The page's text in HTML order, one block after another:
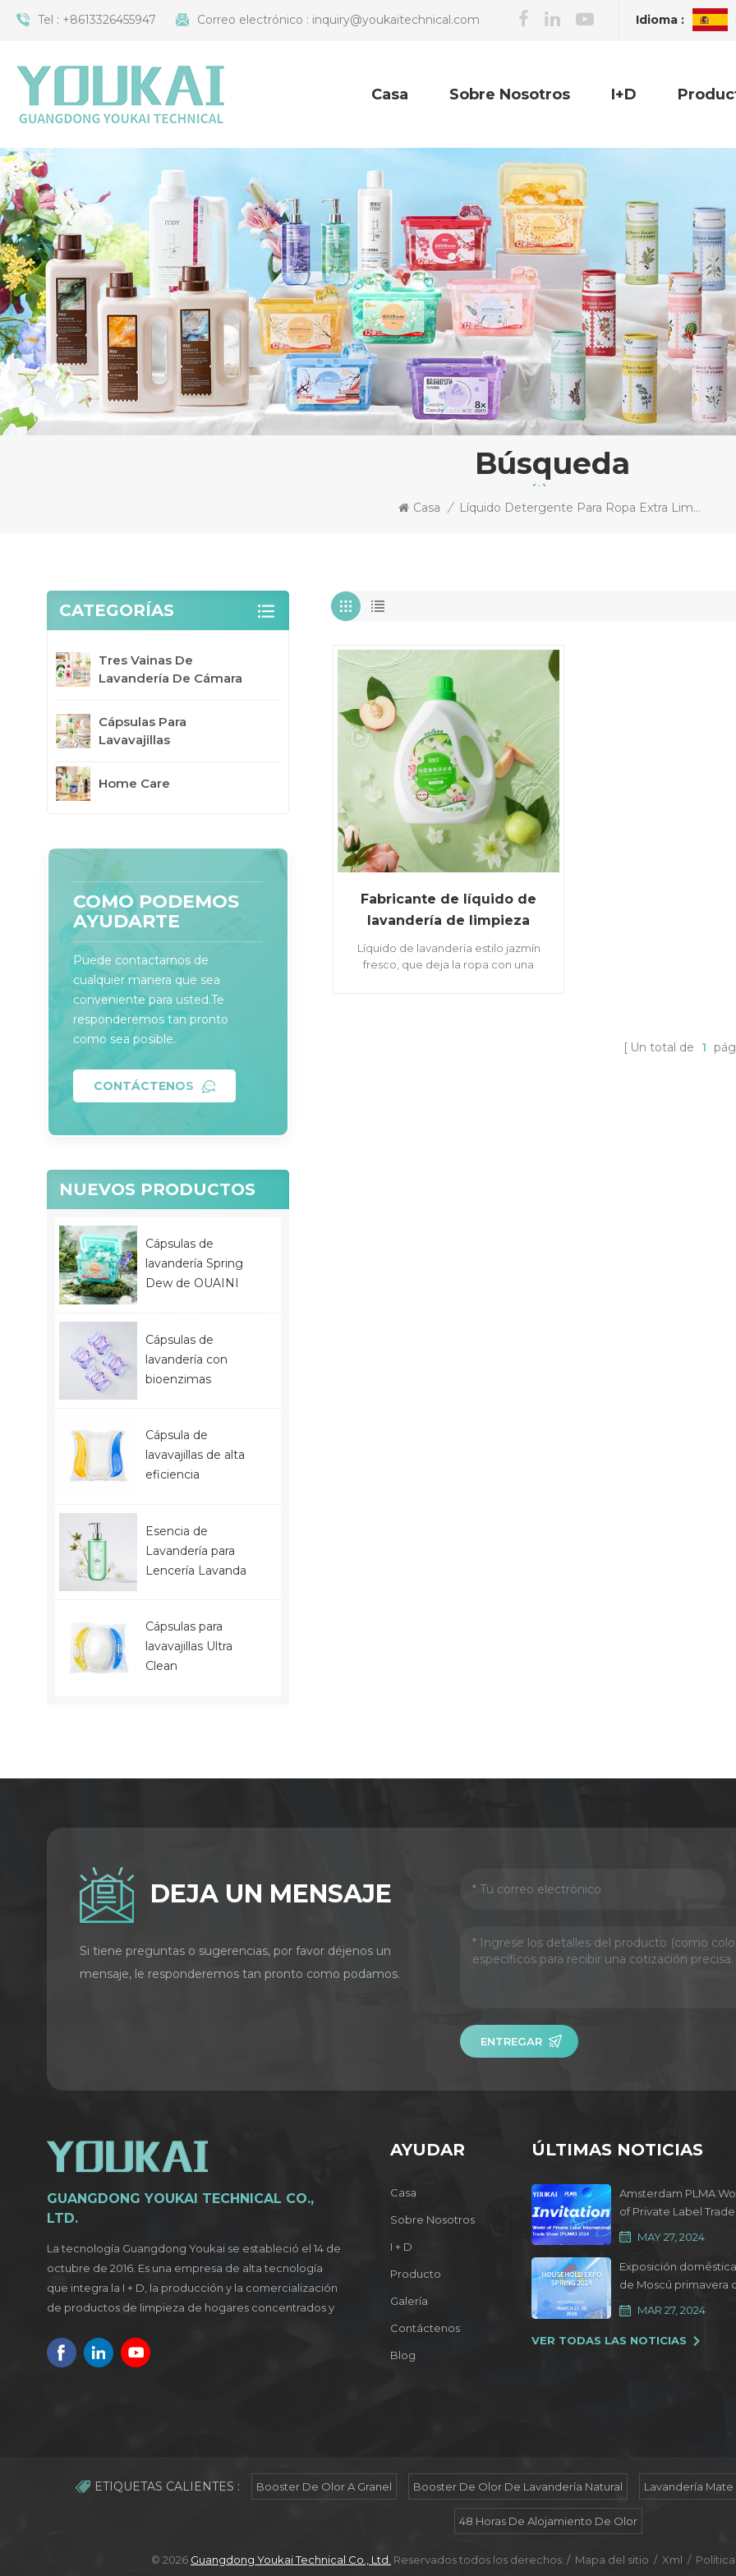
Tel : +8613326455947 Correo electrónico : inquiry@youkaitechnical.com Idioma :
Casa Sobre Nosotros I+D
Búsqueda
Casa / Líquido Detergente Para Ropa Extra Limpio
Fabricante de líquido de
lavandería de limpieza
profunda
Líquido de lavandería estilo jazmín
fresco, que deja la ropa con una
Un total de 1
CATEGORÍAS
Tres Vainas De
Lavandería De Cámara
Cápsulas Para
Lavavajillas
Home Care
COMO PODEMOS
AYUDARTE
Puede contactarnos de
cualquier manera que sea
conveniente para usted.Te
responderemos tan pronto
como sea posible.
CONTÁCTENOS
NUEVOS PRODUCTOS
Cápsulas de
lavandería Spring
Dew de OUAINI
Cápsulas de
lavandería con
bioenzimas
Cápsula de
lavavajillas de alta
eficiencia
Esencia de
Lavandería para
Lencería Lavanda
Cápsulas para
lavavajillas Ultra
Clean
DEJA UN MENSAJE
Si tiene preguntas o sugerencias, por favor déjenos un
mensaje, le responderemos tan pronto como podamos.
ENTREGAR
GUANGDONG YOUKAI TECHNICAL CO.,
LTD.
La tecnología Guangdong Youkai se estableció el 14 de
octubre de 2016. Es una empresa de alta tecnología
que integra la I + D, la producción y la comercialización
de productos de limpieza de hogares concentrados y
AYUDAR
Casa
Sobre Nosotros
I + D
Producto
Galería
Contáctenos
Blog
ÚLTIMAS NOTICIAS
Amsterdam PLMA
of Private Label Trade
Show 2024
MAY 27, 2024
Exposición doméstica
de Moscú primavera
2024
MAR 27, 2024
VER TODAS LAS NOTICIAS
ETIQUETAS CALIENTES : Booster De Olor A Granel Booster De Olor De Lavandería Natural Lavandería
48 Horas De Alojamiento De Olor
© 2026 Guangdong Youkai Technical Co., Ltd. Reservados todos los derechos. / Mapa del sitio / Xml /